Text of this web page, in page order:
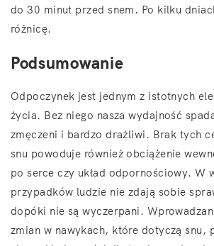
do 30 minut przed snem. Po kilku
różnicę.
Podsumowanie
Odpoczynek jest jednym z istotnych
życia. Bez niego nasza wydajność
zmęczeni i bardzo drażliwi. Brak tych
snu powoduje również obciążenie
po serce czy układ odpornościowy. W
przypadków ludzie nie zdają sobie
dopóki nie są wyczerpani.
zmian w nawykach, które dotyczą snu,